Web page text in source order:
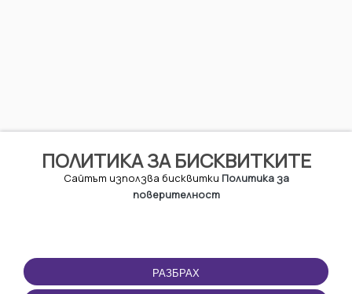
ПОЛИТИКА ЗА БИСКВИТКИТЕ
Сайтът използва бисквитки Политика за
поверителност
РАЗБРАХ